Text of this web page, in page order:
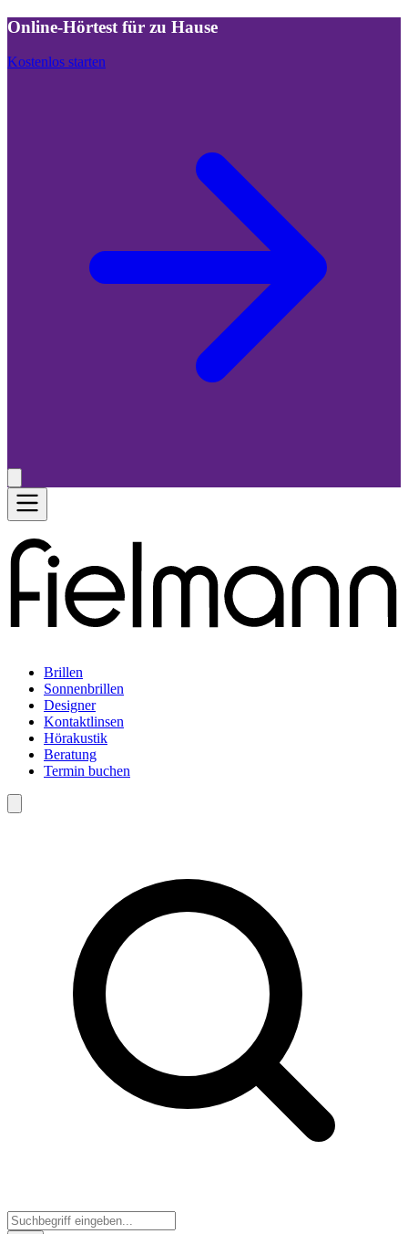
Online-Hörtest für zu Hause
Kostenlos starten
Brillen
Sonnenbrillen
Designer
Kontaktlinsen
Hörakustik
Beratung
Termin buchen